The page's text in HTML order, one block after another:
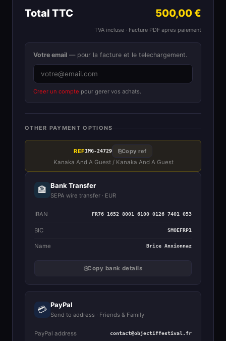
Total TTC 500,00 €
TVA incluse · Facture PDF apres paiement
Votre email — pour la facture et le telechargement.
Creer un compte pour gerer vos achats.
OTHER PAYMENT OPTIONS
REFIMG-24729 ⎘Copy ref
Kanaka And A Guest / Kanaka And A Guest
🏦 Bank Transfer
SEPA wire transfer · EUR
IBAN FR76 1652 8001 6100 0126 7401 053
BIC SMOEFRP1
Name Brice Anxionnaz
⎘Copy bank details
💳 PayPal
Send to address · Friends & Family
PayPal address contact@objectiffestival.fr